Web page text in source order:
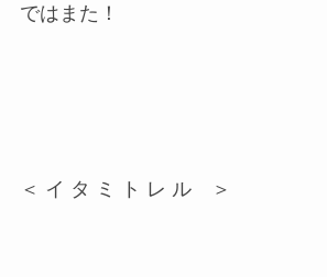
ではまた！
＜ イ タ ミ ト レ ル ＞